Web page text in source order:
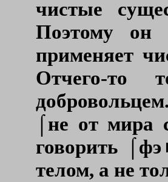
чистые
Поэтому он
применяет
Отчего-то
⌠не от мира
говорить
телом, а не